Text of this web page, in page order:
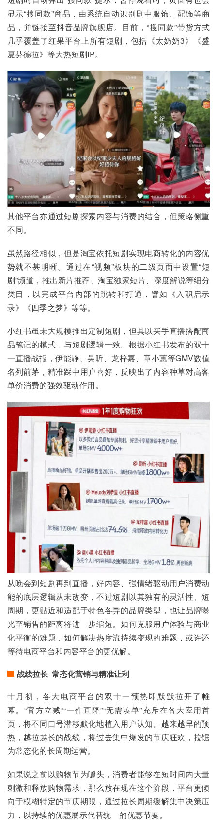
显示“搜同款”商品，由系统自动识别剧中服饰、配饰等商
品，并链接至抖音品牌旗舰店。目前，“搜同款”带货方式
几乎覆盖了红果平台上所有短剧，包括《太奶奶3》《盛
夏芬德拉》等大热短剧IP。
其他平台亦通过短剧探索内容与消费的结合，但策略侧重
不同。
虽然路径相似，但是淘宝依托短剧实现电商转化的内容优
势就不甚明晰。通过在“视频”板块的二级页面中设置“短
剧”频道，推出新片推荐、淘宝独家短片、深度解说等细分
类目，以完成平台内部的跳转和打通，譬如《入职启示
录》《四季之梦》等等。
小红书虽未大规模推出定制短剧，但其以买手直播搭配商
品笔记的模式，与短剧逻辑一致。根据小红书发布的双十
一直播战报，伊能静、吴昕、龙梓嘉、章小蕙等GMV数值
名列前茅，精准踩中用户喜好，反映出了内容种草对高客
单价消费的强效驱动作用。
从晚会到短剧再到直播，好内容、强情绪驱动用户消费动
能的底层逻辑从未改变，不过短剧以其独有的灵活性、短
周期，更贴近和适配于特色各异的品牌类型，也让品牌曝
光至销售的距离将进一步缩短。如何克服用户体验与商业
化平衡的难题，如何解决热度流持续变现的难题，或许还
等待电商平台和内容平台的更优解。
战线拉长 常态化营销与精准让利
十月初，各大电商平台的双十一预热即默默拉开了帷
幕。“官方立减”“一件直降”“无需凑单”充斥在各大应用首
页，将不同口号潜移默化地植入用户认知。越来越早的预
热，越拉越长的战线，将过去集中爆发的节庆狂欢，拉锯
为常态化的长周期运营。
如果说之前以购物节为噱头，消费者能够在短时间内大量
刺激和释放购物需求，那么放在现在这个阶段，平台更倾
向于模糊特定的节庆期限，通过拉长周期缓解集中决策压
力，以持续的优惠展示代替统一的优惠节奏。